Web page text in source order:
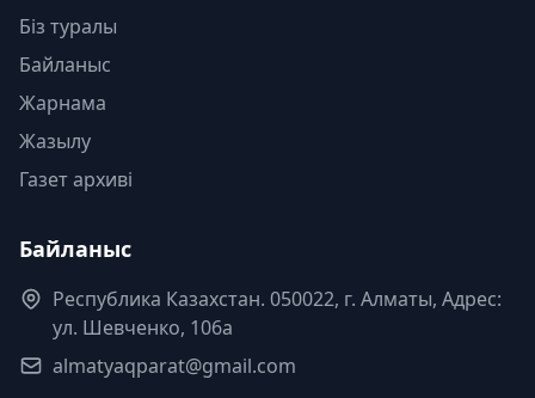
Біз туралы
Байланыс
Жарнама
Жазылу
Газет архиві
Байланыс
Республика Казахстан. 050022, г. Алматы, Адрес:
ул. Шевченко, 106а
almatyaqparat@gmail.com